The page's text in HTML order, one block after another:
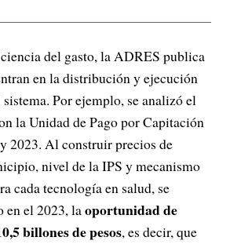
del gasto, la ADRES publica
en la distribución y ejecución
Por ejemplo, se analizó el
la Unidad de Pago por Capitación
2023. Al construir precios de
nivel de la IPS y mecanismo
cada tecnología en salud, se
en el 2023, laoportunidad de
billones de pesos, es decir, que